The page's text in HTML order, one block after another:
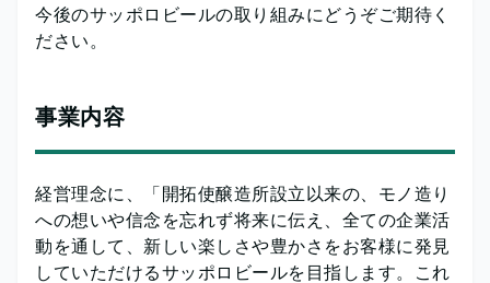
今後のサッポロビールの取り組みにどうぞご期待く
ださい。
事業内容
経営理念に、「開拓使醸造所設立以来の、モノ造り
への想いや信念を忘れず将来に伝え、全ての企業活
動を通して、新しい楽しさや豊かさをお客様に発見
していただけるサッポロビールを目指します。これ